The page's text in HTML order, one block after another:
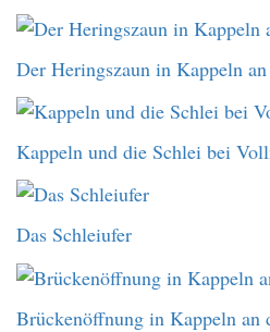
Der Heringszaun in Kappeln
Kappeln und die Schlei bei
Das Schleiufer
Brückenöffnung in Kappeln an